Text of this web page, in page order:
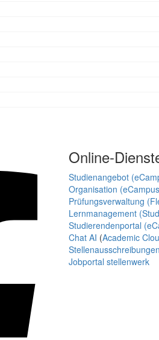
Online-
Studienangebot
Organisation
Prüfungsverwaltung
Lernmanagement
Studierendenportal
Chat AI (Academic
Stellenausschreibungen
Jobportal stellenwerk